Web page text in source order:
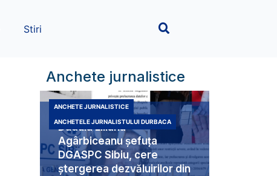
Stiri
Anchete jurnalistice
Duduia Liliana
Agârbiceanu șefuța
DGASPC Sibiu, cere
ștergerea dezvăluirilor din
ANCHETE JURNALISTICE
ANCHETELE JURNALISTULUI DURBACA